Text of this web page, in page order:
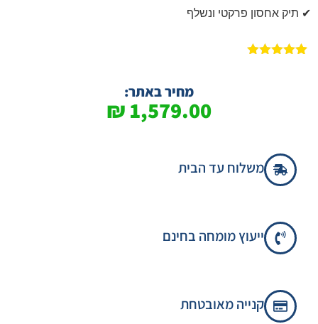
✔ תיק אחסון פרקטי ונשלף
מחיר באתר:
1,579.00
₪
משלוח עד הבית
ייעוץ מומחה בחינם
קנייה מאובטחת